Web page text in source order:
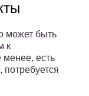
может быть
к
есть